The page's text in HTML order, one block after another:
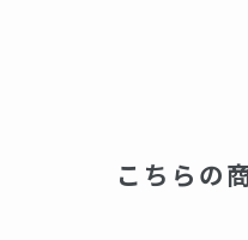
こちらの